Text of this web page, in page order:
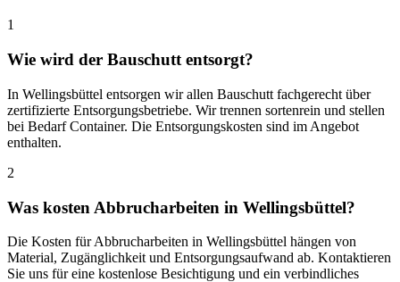
1
Wie wird der Bauschutt entsorgt?
In Wellingsbüttel entsorgen wir allen Bauschutt fachgerecht über
zertifizierte Entsorgungsbetriebe. Wir trennen sortenrein und stellen
bei Bedarf Container. Die Entsorgungskosten sind im Angebot
enthalten.
2
Was kosten Abbrucharbeiten in Wellingsbüttel?
Die Kosten für Abbrucharbeiten in Wellingsbüttel hängen von
Material, Zugänglichkeit und Entsorgungsaufwand ab. Kontaktieren
Sie uns für eine kostenlose Besichtigung und ein verbindliches